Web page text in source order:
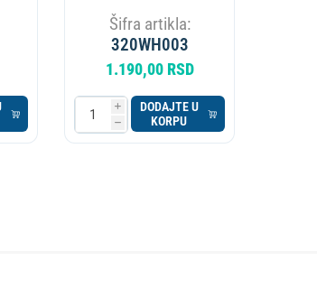
VES MASINE
WHIRLPOOL
C00290251
Šifra artikla:
320WH003
1.190,00 RSD
i
h
DODAJTE U
KORPU